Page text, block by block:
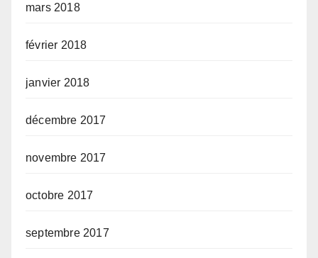
mars 2018
février 2018
janvier 2018
décembre 2017
novembre 2017
octobre 2017
septembre 2017